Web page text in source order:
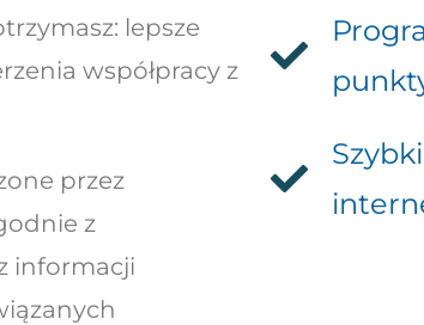
lepsze
współpracy z
przez
z
informacji